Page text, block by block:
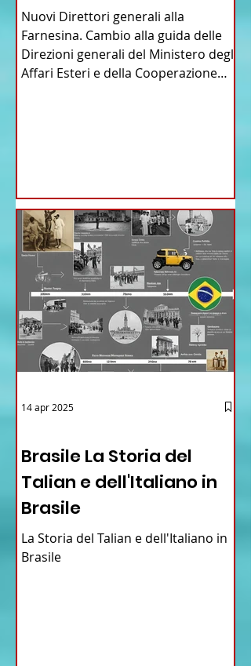
Nuovi Direttori generali alla
Farnesina. Cambio alla guida delle
Direzioni generali del Ministero degli
Affari Esteri e della Cooperazione
Brasile La Storia del
Talian e dell'Italiano in
Brasile
La Storia del Talian e dell'Italiano in
Brasile
14 apr 2025